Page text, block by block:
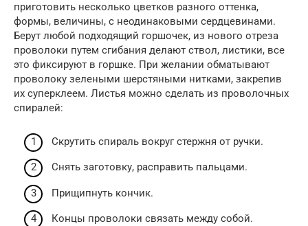
приготовить несколько цветков разного оттенка,
формы, величины, с неодинаковыми сердцевинами.
Берут любой подходящий горшочек, из нового отреза
проволоки путем сгибания делают ствол, листики, все
это фиксируют в горшке. При желании обматывают
проволоку зелеными шерстяными нитками, закрепив
их суперклеем. Листья можно сделать из проволочных
спиралей:
Скрутить спираль вокруг стержня от ручки.
Снять заготовку, расправить пальцами.
Прищипнуть кончик.
Концы проволоки связать между собой.